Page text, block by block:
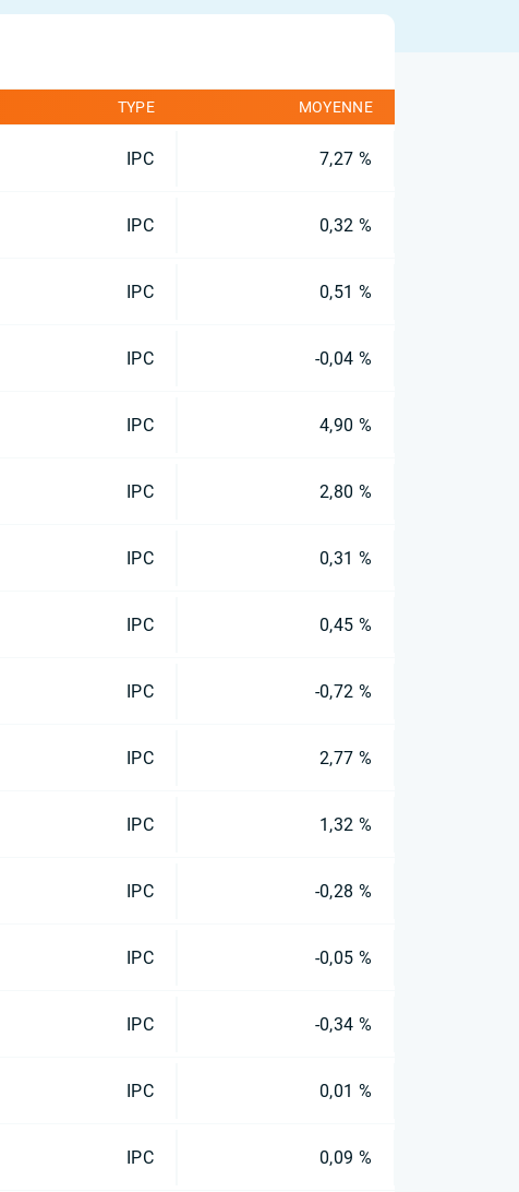
TYPE MOYENNE
IPC 7,27 %
IPC 0,32 %
IPC 0,51 %
IPC -0,04 %
IPC 4,90 %
IPC 2,80 %
IPC 0,31 %
IPC 0,45 %
IPC -0,72 %
IPC 2,77 %
IPC 1,32 %
IPC -0,28 %
IPC -0,05 %
IPC -0,34 %
IPC 0,01 %
IPC 0,09 %